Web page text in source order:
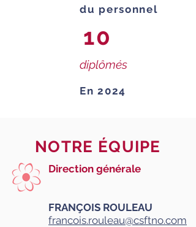
du personnel
10
diplômés
En 2024
NOTRE ÉQUIPE
Direction générale
FRANÇOIS ROULEAU
francois.rouleau@csftno.com